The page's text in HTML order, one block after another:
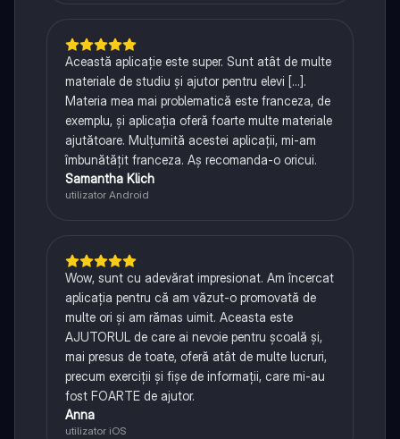
Această aplicație este super. Sunt atât de multe
materiale de studiu și ajutor pentru elevi [...].
Materia mea mai problematică este franceza, de
exemplu, și aplicația oferă foarte multe materiale
ajutătoare. Mulțumită acestei aplicații, mi-am
îmbunătățit franceza. Aș recomanda-o oricui.
Samantha Klich
utilizator Android
Wow, sunt cu adevărat impresionat. Am încercat
aplicația pentru că am văzut-o promovată de
multe ori și am rămas uimit. Aceasta este
AJUTORUL de care ai nevoie pentru școală și,
mai presus de toate, oferă atât de multe lucruri,
precum exerciții și fișe de informații, care mi-au
fost FOARTE de ajutor.
Anna
utilizator iOS